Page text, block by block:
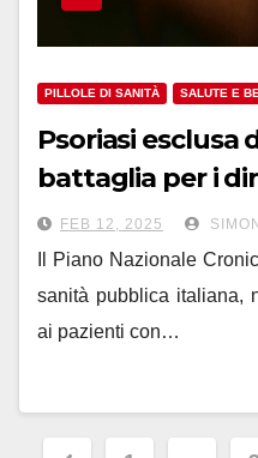
PILLOLE DI SANITÀ SALUTE E
Psoriasi esclusa
battaglia per i
FEB 12, 2025
Il Piano Nazionale
sanità pubblica italiana,
ai pazienti con…